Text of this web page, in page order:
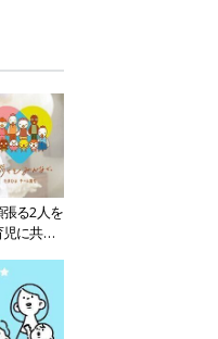
る2人を
に共感